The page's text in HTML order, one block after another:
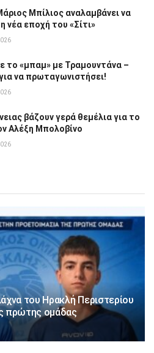
Μπίλιος αναλαμβάνει να
νέα εποχή του «Σίτι»
το «μπαμ» με Τραμουντάνα –
να πρωταγωνιστήσει!
βάζουν γερά θεμέλια για το
Αλέξη Μπολοβίνο
του Ηρακλή Περιστερίου
πρώτης ομάδας